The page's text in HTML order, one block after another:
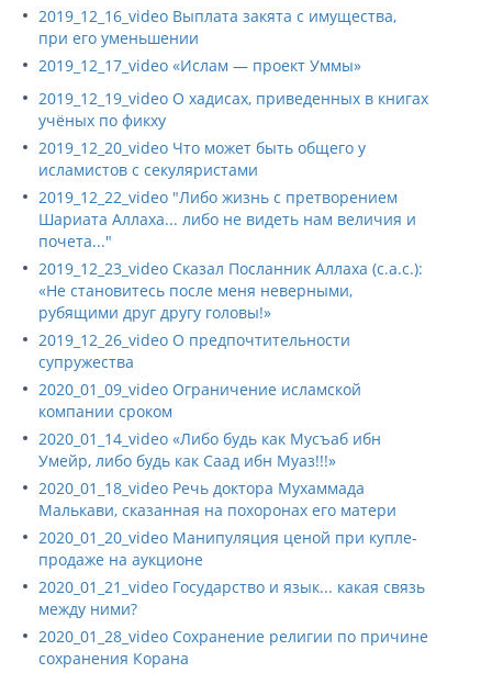
2019_12_16_video Выплата закята с имущества,
при его уменьшении
2019_12_17_video «Ислам — проект Уммы»
2019_12_19_video О хадисах, приведенных в книгах
учёных по фикху
2019_12_20_video Что может быть общего у
исламистов с секуляристами
2019_12_22_video "Либо жизнь с претворением
Шариата Аллаха... либо не видеть нам величия и
почета..."
2019_12_23_video Сказал Посланник Аллаха (с.а.с.):
«Не становитесь после меня неверными,
рубящими друг другу головы!»
2019_12_26_video О предпочтительности
супружества
2020_01_09_video Ограничение исламской
компании сроком
2020_01_14_video «Либо будь как Мусъаб ибн
Умейр, либо будь как Саад ибн Муаз!!!»
2020_01_18_video Речь доктора Мухаммада
Малькави, сказанная на похоронах его матери
2020_01_20_video Манипуляция ценой при купле-
продаже на аукционе
2020_01_21_video Государство и язык... какая связь
между ними?
2020_01_28_video Сохранение религии по причине
сохранения Корана